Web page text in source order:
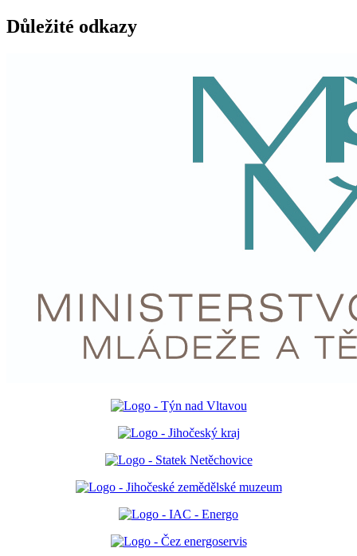
Důležité odkazy